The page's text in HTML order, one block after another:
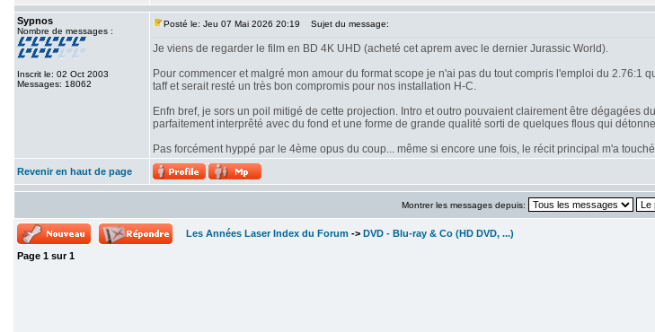
Sypnos
Nombre de messages :
Inscrit le: 02 Oct 2003
Messages: 18062
Posté le: Jeu 07 Mai 2026 20:19 Sujet du message:
Je viens de regarder le film en BD 4K UHD (acheté cet aprem avec le dernier Jurassic World).
Pour commencer et malgré mon amour du format scope je n'ai pas du tout compris l'emploi du
taff et serait resté un très bon compromis pour nos installation H-C.
Enfn bref, je sors un poil mitigé de cette projection. Intro et outro pouvaient clairement être
parfaitement interprêté avec du fond et une forme de grande qualité sorti de quelques flous qui
Pas forcément hyppé par le 4ème opus du coup... même si encore une fois, le récit principal m'a
Revenir en haut de page
Montrer les messages depuis:
Les Années Laser Index du Forum -> DVD - Blu-ray & Co (HD DVD, ...)
Page 1 sur1